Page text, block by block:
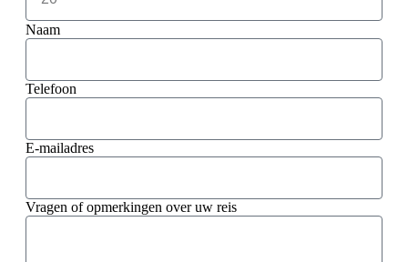
Naam
Telefoon
E-mailadres
Vragen of opmerkingen over uw reis